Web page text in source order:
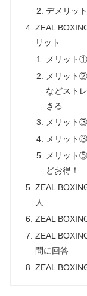
デメリッ
ZEAL
リット
メリット
メリット
などスト
きる
メリット
メリット
メリット
どお得！
ZEAL
人
ZEAL
ZEAL
問に回答
ZEAL